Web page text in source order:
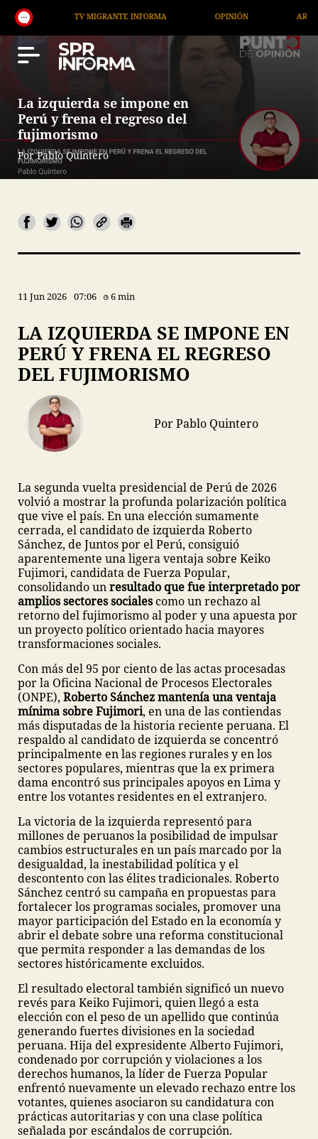
TV MIGRANTE INFORMA ARTÍCULOS
La izquierda se impone en
Perú y frena el regreso del
fujimorismo
Por Pablo Quintero
11 Jun 2026 07:06 6 min
LA IZQUIERDA SE IMPONE EN
PERÚ Y FRENA EL REGRESO
DEL FUJIMORISMO
Por Pablo Quintero
La segunda vuelta presidencial de Perú de 2026
volvió a mostrar la profunda polarización política
que vive el país. En una elección sumamente
cerrada, el candidato de izquierda Roberto
Sánchez, de Juntos por el Perú, consiguió
aparentemente una ligera ventaja sobre Keiko
Fujimori, candidata de Fuerza Popular,
consolidando unresultado que fue interpretado por
amplios sectores socialescomo un rechazo al
retorno del fujimorismo al poder y una apuesta por
un proyecto político orientado hacia mayores
transformaciones sociales.
Con más del 95 por ciento de las actas procesadas
por la Oficina Nacional de Procesos Electorales
(ONPE), Roberto Sánchez mantenía una ventaja
mínima sobre Fujimori, en una de las contiendas
más disputadas de la historia reciente peruana. El
respaldo al candidato de izquierda se concentró
principalmente en las regiones rurales y en los
sectores populares, mientras que la ex primera
dama encontró sus principales apoyos en Lima y
entre los votantes residentes en el extranjero.
La victoria de la izquierda representó para
millones de peruanos la posibilidad de impulsar
cambios estructurales en un país marcado por la
desigualdad, la inestabilidad política y el
descontento con las élites tradicionales. Roberto
Sánchez centró su campaña en propuestas para
fortalecer los programas sociales, promover una
mayor participación del Estado en la economía y
abrir el debate sobre una reforma constitucional
que permita responder a las demandas de los
sectores históricamente excluidos.
El resultado electoral también significó un nuevo
revés para Keiko Fujimori, quien llegó a esta
elección con el peso de un apellido que continúa
generando fuertes divisiones en la sociedad
peruana. Hija del expresidente Alberto Fujimori,
condenado por corrupción y violaciones a los
derechos humanos, la líder de Fuerza Popular
enfrentó nuevamente un elevado rechazo entre los
votantes, quienes asociaron su candidatura con
prácticas autoritarias y con una clase política
señalada por escándalos de corrupción.